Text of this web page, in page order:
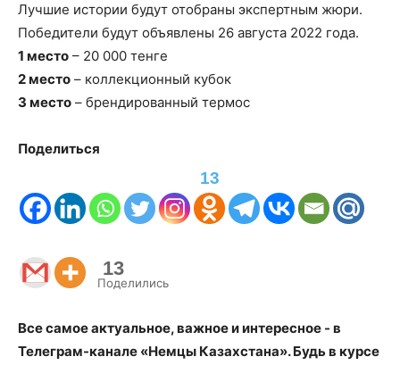
Лучшие истории будут отобраны экспертным жюри.
Победители будут объявлены 26 августа 2022 года.
1 место – 20 000 тенге
2 место – коллекционный кубок
3 место – брендированный термос
Поделиться
13
13
Поделились
Все самое актуальное, важное и интересное - в
Телеграм-канале «Немцы Казахстана». Будь в курсе